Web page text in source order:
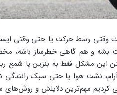
وسط حرکت یا حتی وقتی
بشه و هم گاهی خطرساز باشه،
این مشکل فقط به بنزین یا شمع
نشت هوا یا حتی سبک
کردیم مهم‌ترین دلایلش و روش‌های